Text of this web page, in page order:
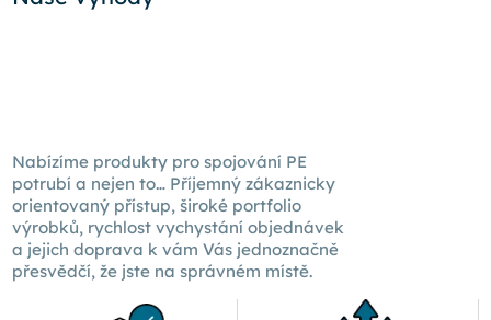
Nabízíme produkty pro spojování PE
potrubí a nejen to… Příjemný zákaznicky
orientovaný přístup, široké portfolio
výrobků, rychlost vychystání objednávek
a jejich doprava kvám Vás jednoznačně
přesvědčí, že jste na správném místě.